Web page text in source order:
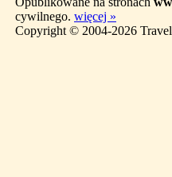
cywilnego. więcej »
Copyright © 2004-2026